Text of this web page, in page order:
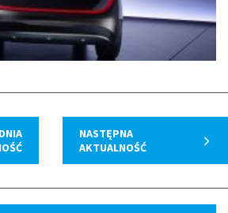
NASTĘPNA
AKTUALNOŚĆ